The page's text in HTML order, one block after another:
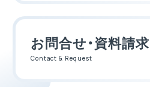
お問合せ・資料請求
Contact & Request